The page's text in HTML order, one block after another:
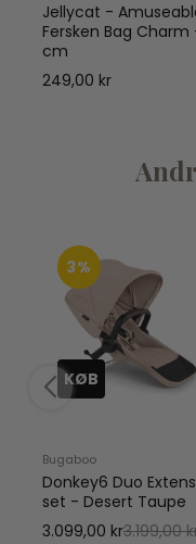
Jellycat -
Fersken Bag Charm
cm
249,00 kr
3%
KØB
Bugaboo
Donkey6 Duo
set - Desert Taupe
3.099,00 kr3.199,00